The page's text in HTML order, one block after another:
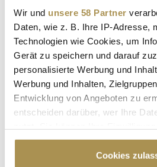
Wir und unsere 58 Partner
Daten, wie z. B. Ihre IP-Adresse,
Technologien wie Cookies, um
Gerät zu speichern und darauf
personalisierte Werbung und
Werbung und Inhalten,
Entwicklung von Angeboten zu
entscheiden darüber, wer Ihre
Cookie-Erklärung oder durch
Trigger Symbol ändern oder
Cookies
Sicherheitscode bestätigen:*